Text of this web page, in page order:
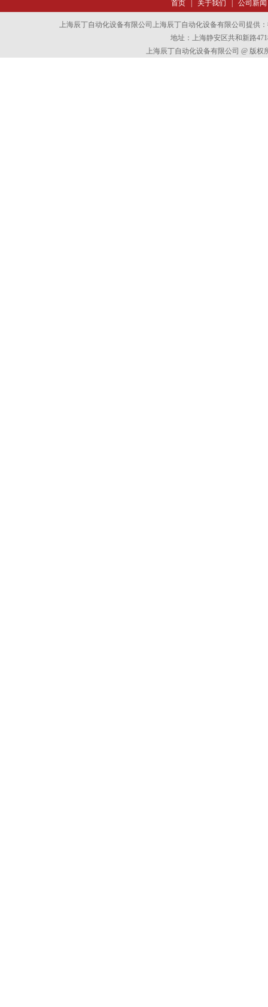
首页| 关于我们 公司新闻
上海辰丁自动化设备有限公司上海辰丁自动化设备有限公司提供：
地址：上海静安区共和新路
上海辰丁自动化设备有限公司 @ 版权